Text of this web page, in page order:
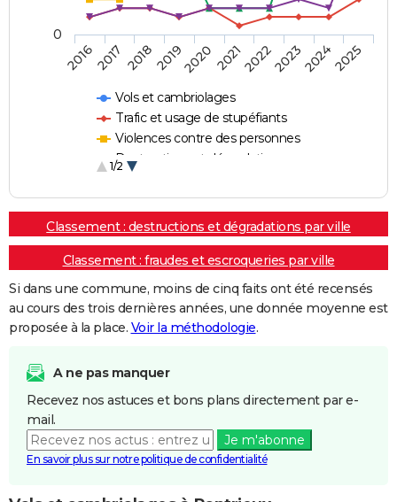
Vols et cambriolages
Trafic et usage de stupéfiants
Violences contre des personnes
Destructions et dégradations
1/2
20162017 20182019202020212022202320242025
0
Classement : destructions et dégradations par ville
Classement : fraudes et escroqueries par ville
Si dans une commune, moins de cinq faits ont été recensés
au cours des trois dernières années, une donnée moyenne est
proposée à la place. Voir la méthodologie.
A ne pas manquer
Recevez nos astuces et bons plans directement par e-
mail.
Je m'abonne
En savoir plus sur notre politique de confidentialité